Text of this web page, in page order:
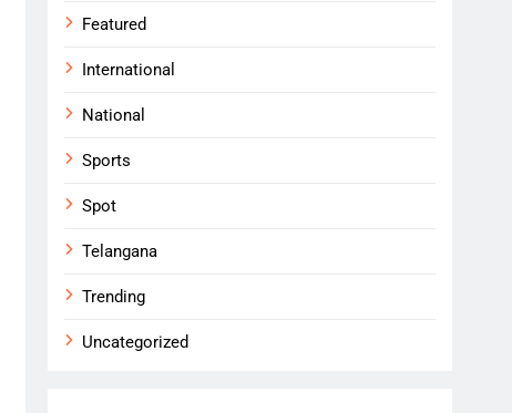
Featured
International
National
Sports
Spot
Telangana
Trending
Uncategorized